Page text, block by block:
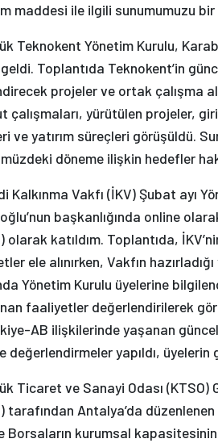
maddesi ile ilgili sunumumuzu
Teknokent Yönetim Kurulu,
Toplantıda Teknokent’in
projeler ve ortak çalışma
çalışmaları, yürütülen projeler,
ve yatırım süreçleri görüşüldü.
döneme ilişkin hedefler
Kalkınma Vakfı (İKV) Şubat ayı
başkanlığında online
olarak katıldım. Toplantıda,
ele alınırken, Vakfın
Yönetim Kurulu üyelerine
faaliyetler değerlendirilerek
AB ilişkilerinde yaşanan
değerlendirmeler yapıldı, üyelerin
Ticaret ve Sanayi Odası
tarafından Antalya’da
Borsaların kurumsal